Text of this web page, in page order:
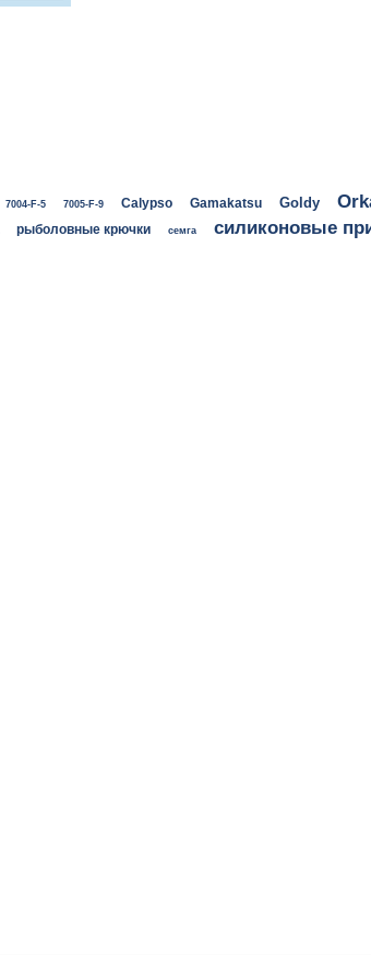
7004-F-5 7005-F-9 Calypso Gamakatsu Goldy
рыболовные крючки семга силиконовые